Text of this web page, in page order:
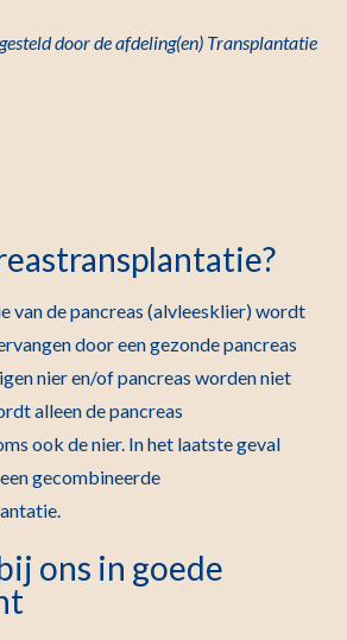
door de afdeling(en) Transplantatie
van de pancreas (alvleesklier) wordt
door een gezonde pancreas
nier en/of pancreas worden niet
alleen de pancreas
ook de nier. In het laatste geval
gecombineerde
ons in goede